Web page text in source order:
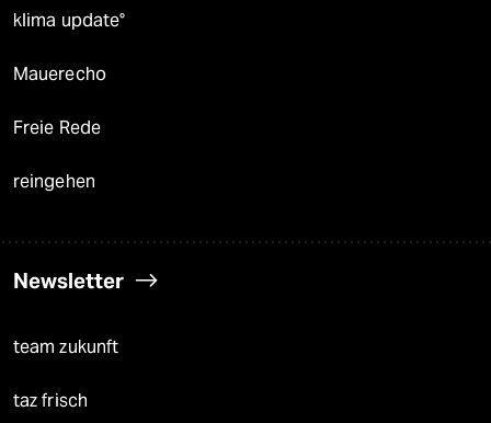
klima update°
Mauerecho
Freie Rede
reingehen
Newsletter
team zukunft
taz frisch